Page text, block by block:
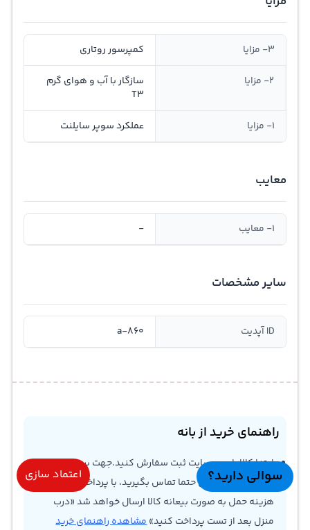
3- مزایا کمپرسور روتاری
2- مزایا
سازگار با آب و هوای گرم
T3
1- مزایا عملکرد سوپر سایلنت
معایب
1- معایب -
سایر مشخصات
ID آپدیت a-860
راهنمای خرید از بانه
ابتدا کالا را روی سایت ثبت سفارش کنید.جهت بررسی قیمت
و اطلاع هزینه حمل حتما تماس بگیرید، با پرداخت فقط
هزینه حمل به صورت بیعانه کالا ارسال خواهد شد «درب
منزل بعد از تست پرداخت کنید»مشاهده راهنمای خرید
سوالی دارید؟ اعتماد سازی